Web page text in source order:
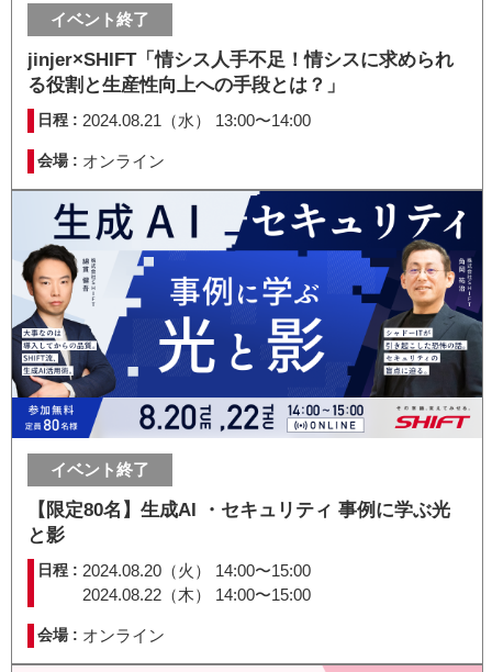
イベント終了
jinjer×SHIFT「情シス人手不足！情シスに求められ
る役割と生産性向上への手段とは？」
日程 : 2024.08.21（水） 13:00〜14:00
会場 : オンライン
イベント終了
【限定80名】生成AI ・セキュリティ 事例に学ぶ光
と影
日程 : 2024.08.20（火） 14:00〜15:00
2024.08.22（木） 14:00〜15:00
会場 : オンライン